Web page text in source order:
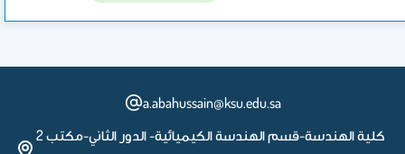
a.abahussain@ksu.edu.sa
كلية الهندسة-قسم الهندسة الكيميائية- الدور الثاني-مكتب 2